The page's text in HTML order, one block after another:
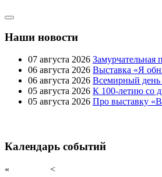
Наши новости
07 августа 2026 Замурчательная
06 августа 2026 Выставка «Я
06 августа 2026 Всемирный день
05 августа 2026 К 100-летию со
05 августа 2026 Про выставку
Календарь событий
« <